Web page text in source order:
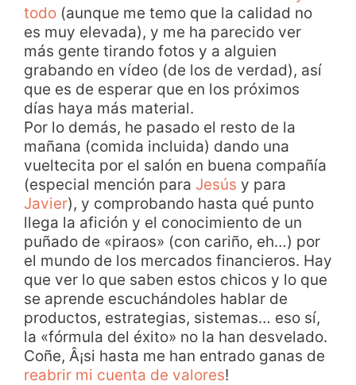
todo (aunque me temo que la calidad no
es muy elevada), y me ha parecido ver
más gente tirando fotos y a alguien
grabando en vídeo (de los de verdad), así
que es de esperar que en los próximos
días haya más material.
Por lo demás, he pasado el resto de la
mañana (comida incluida) dando una
vueltecita por el salón en buena compañía
(especial mención para Jesús y para
Javier), y comprobando hasta qué punto
llega la afición y el conocimiento de un
puñado de «piraos» (con cariño, eh…) por
el mundo de los mercados financieros. Hay
que ver lo que saben estos chicos y lo que
se aprende escuchándoles hablar de
productos, estrategias, sistemas… eso sí,
la «fórmula del éxito» no la han desvelado.
Coñe, Â¡si hasta me han entrado ganas de
reabrir mi cuenta de valores!